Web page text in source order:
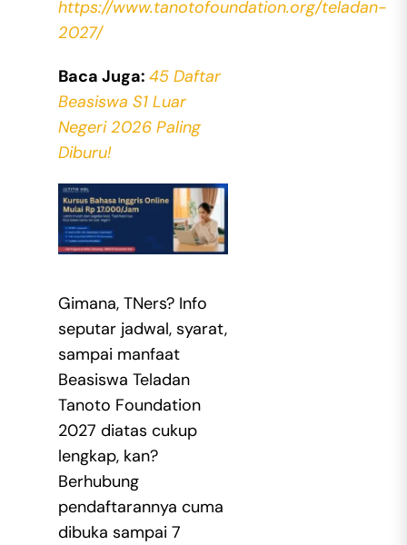
https://www.tanotofoundation.org/teladan-
2027/
Baca Juga: 45 Daftar
Beasiswa S1 Luar
Negeri 2026 Paling
Diburu!
Gimana, TNers? Info
seputar jadwal, syarat,
sampai manfaat
Beasiswa Teladan
Tanoto Foundation
2027 diatas cukup
lengkap, kan?
Berhubung
pendaftarannya cuma
dibuka sampai 7